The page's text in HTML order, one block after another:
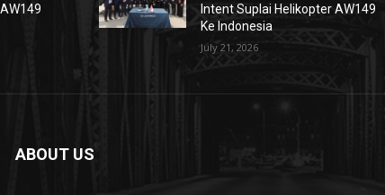
Intent Suplai Helikopter AW149
Ke Indonesia
July 21, 2026
ABOUT US